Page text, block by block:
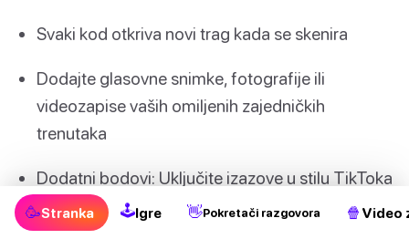
Svaki kod otkriva novi trag kada se skenira
Dodajte glasovne snimke, fotografije ili
videozapise vaših omiljenih zajedničkih
trenutaka
Dodatni bodovi: Uključite izazove u stilu TikToka
na svakoj stanici
🥳Stranka 🕹Igre 👋Pokretači razgovora 🍿 Video